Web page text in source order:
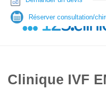
Clinique IVF
Réserver consultation/